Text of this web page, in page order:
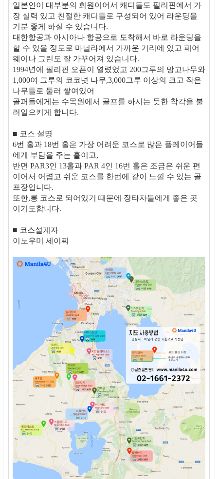
일본인이 대부분의 회원이어서 캐디들도 필리핀에서 가
장 실력 있고 친절한 캐디들로 구성되어 있어 라운딩을
기분 좋게 하실 수 있습니다.
대한항공과 아시아나 항공으로 도착해서 바로 라운딩을
할 수 있을 정도로 마닐라에서 가까운 거리에 있고 페어
웨이나 그린도 잘 가꾸어져 있습니다.
1994년에 필리핀 오픈이 열렸었고 200그루의 망고나무와
1,000여 그루의 코코넛 나무,3,000그루 이상의 크고 작은
나무들로 둘러 쌓여있어
골퍼들에게는 수목원에서 골프를 하시는 듯한 착각을 불
러일으키게 합니다.
■ 코스 설명
6번 홀과 18번 홀은 가장 어려운 코스로 많은 플레이어들
에게 부담을 주는 홀이고,
반면 PAR3인 13홀과 PAR 4인 16번 홀은 조금은 쉬운 편
이어서 어렵고 쉬운 코스를 한번에 같이 느낄 수 있는 골
프장입니다.
또한,롱 코스로 되어있기 때문에 장타자들에게 좋은 곳
이기도합니다.
■ 코스설계자
이노우미 세이찌